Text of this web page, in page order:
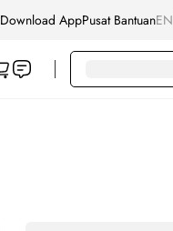
Download AppPusat BantuanEN